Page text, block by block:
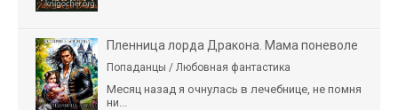
Пленница лорда Дракона. Мама поневоле
Попаданцы / Любовная фантастика
Месяц назад я очнулась в лечебнице, не помня
ни...